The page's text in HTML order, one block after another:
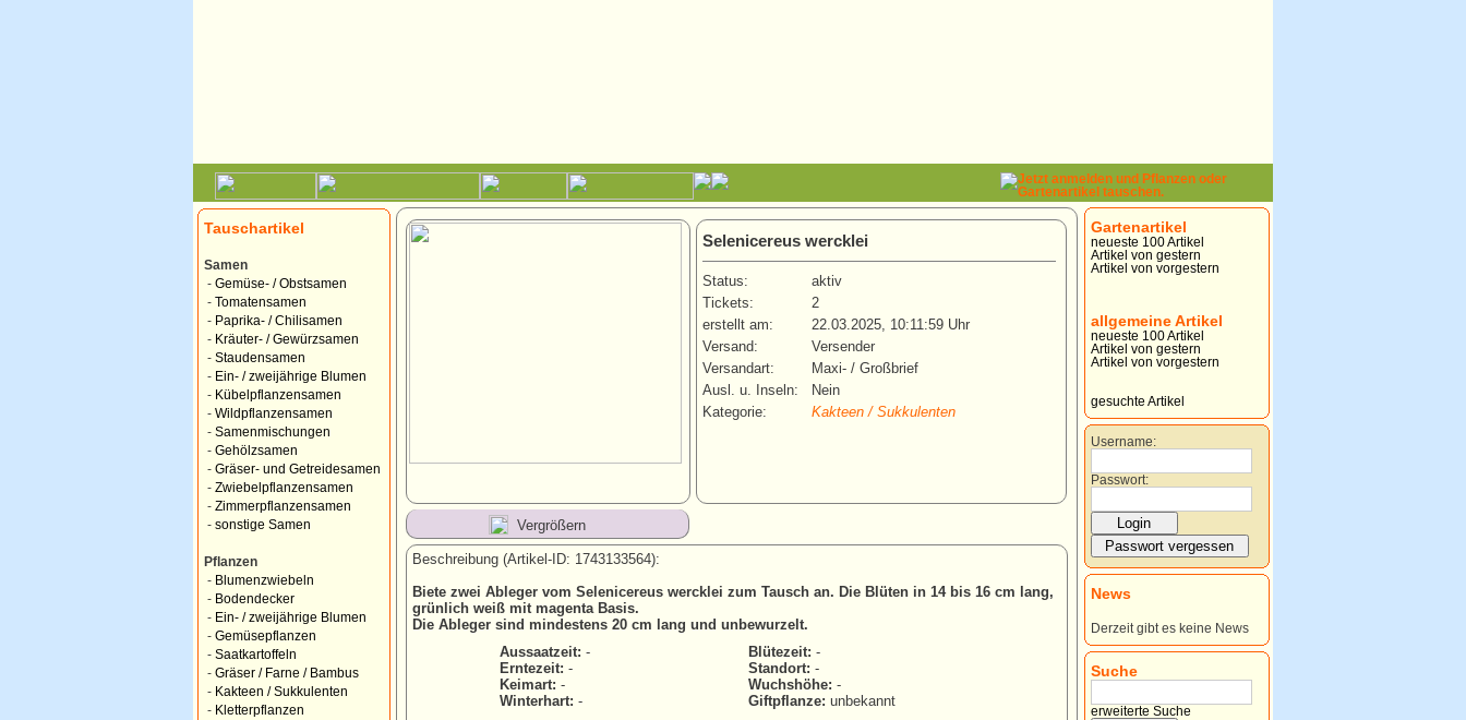
Tauschartikel
Samen
- Gemüse- / Obstsamen
- Tomatensamen
- Paprika- / Chilisamen
- Kräuter- / Gewürzsamen
- Staudensamen
- Ein- / zweijährige Blumen
- Kübelpflanzensamen
- Wildpflanzensamen
- Samenmischungen
- Gehölzsamen
- Gräser- und Getreidesamen
- Zwiebelpflanzensamen
- Zimmerpflanzensamen
- sonstige Samen
Pflanzen
- Blumenzwiebeln
- Bodendecker
- Ein- / zweijährige Blumen
- Gemüsepflanzen
- Saatkartoffeln
- Gräser / Farne / Bambus
- Kakteen / Sukkulenten
- Kletterpflanzen
Selenicereus wercklei
Status:
aktiv
Tickets:
2
erstellt am:
22.03.2025, 10:11:59 Uhr
Versand:
Versender
Versandart:
Maxi- / Großbrief
Ausl. u. Inseln:
Nein
Kategorie:
Kakteen / Sukkulenten
Vergrößern
Beschreibung (Artikel-ID: 1743133564):
Biete zwei Ableger vom Selenicereus wercklei zum Tausch an. Die Blüten in 14 bis 16 cm lang,
grünlich weiß mit magenta Basis.
Die Ableger sind mindestens 20 cm lang und unbewurzelt.
Aussaatzeit: - Blütezeit: -
Erntezeit: - Standort: -
Keimart: - Wuchshöhe: -
Winterhart: - Giftpflanze: unbekannt
Gartenartikel
neueste 100 Artikel
Artikel von gestern
Artikel von vorgestern
allgemeine Artikel
neueste 100 Artikel
Artikel von gestern
Artikel von vorgestern
gesuchte Artikel
Username:
Passwort:
News
Derzeit gibt es keine News
Suche
erweiterte Suche